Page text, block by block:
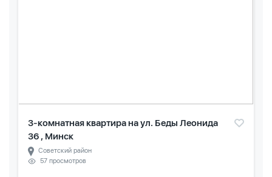
3-комнатная квартира на ул. Беды Леонида
36 , Минск
Советский район
57 просмотров